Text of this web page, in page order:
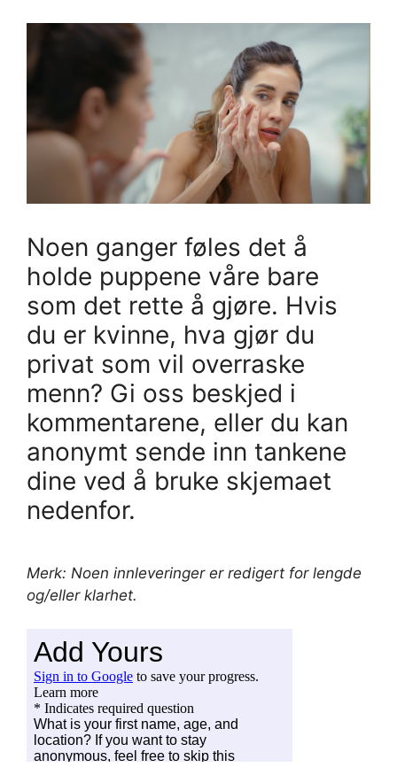
Noen ganger føles det å
holde puppene våre bare
som det rette å gjøre. Hvis
du er kvinne, hva gjør du
privat som vil overraske
menn? Gi oss beskjed i
kommentarene, eller du kan
anonymt sende inn tankene
dine ved å bruke skjemaet
nedenfor.
Merk: Noen innleveringer er redigert for lengde
og/eller klarhet.